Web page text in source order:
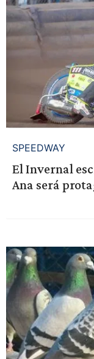
SPEEDWAY
El Invernal
Ana será